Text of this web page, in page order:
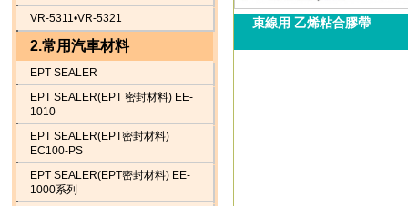
VR-5311•VR-5321
2.常用汽車材料
EPT SEALER
EPT SEALER(EPT 密封材料) EE-
1010
EPT SEALER(EPT密封材料)
EC100-PS
EPT SEALER(EPT密封材料) EE-
1000系列
束線用 乙烯粘合膠帶